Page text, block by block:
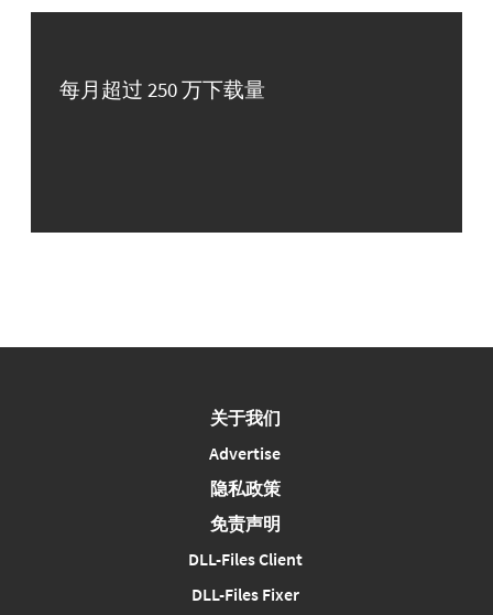
每月超过 250 万下载量
关于我们
Advertise
隐私政策
免责声明
DLL-Files Client
DLL-Files Fixer